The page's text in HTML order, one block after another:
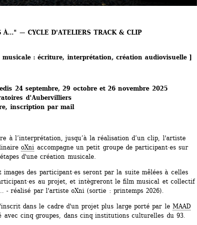
À..." — CYCLE D'ATELIERS TRACK & CLIP
: écriture, interprétation, création audiovisuelle ]
24 septembre, 29 octobre et 26 novembre 2025
d'Aubervilliers
inscription par mail
à l’interprétation, jusqu’à la réalisation d’un clip, l'artiste
oXni accompagne un petit groupe de participant·es sur
d'une création musicale.
images des participant·es seront par la suite mêlées à celles
au projet, et intègreront le film musical et collectif
- réalisé par l'artiste oXni (sortie : printemps 2026).
dans le cadre d'un projet plus large porté par le MAAD
avec cinq groupes, dans cinq institutions culturelles du 93.